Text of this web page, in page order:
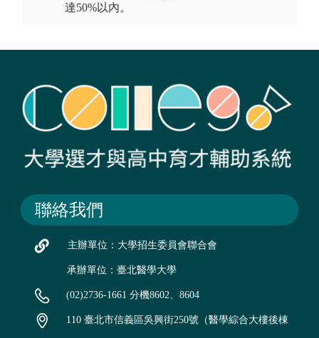
達50%以內。
聯絡我們
主辦單位：大學招生委員會聯合會
承辦單位：臺北醫學大學
(02)2736-1661 分機8602、8604
110 臺北市信義區吳興街250號（醫學綜合大樓後棟